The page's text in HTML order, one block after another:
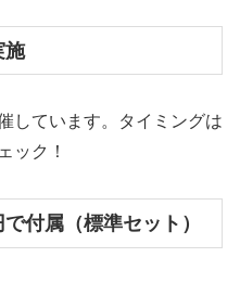
施
しています。タイミングは
ック！
付属（標準セット）